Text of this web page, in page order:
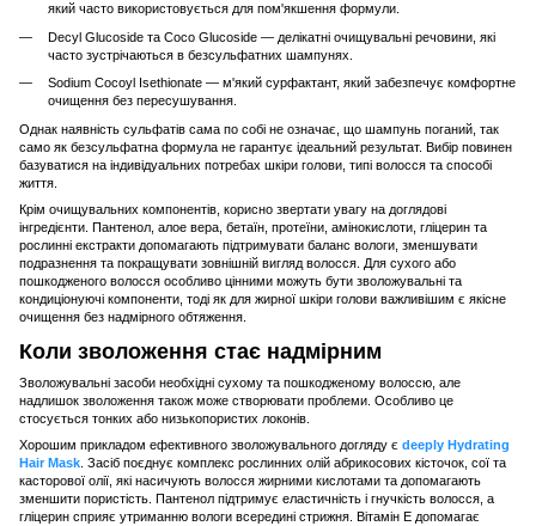
який часто використовується для пом'якшення формули.
Decyl Glucoside та Coco Glucoside — делікатні очищувальні речовини, які
часто зустрічаються в безсульфатних шампунях.
Sodium Cocoyl Isethionate — м'який сурфактант, який забезпечує комфортне
очищення без пересушування.
Однак наявність сульфатів сама по собі не означає, що шампунь поганий, так
само як безсульфатна формула не гарантує ідеальний результат. Вибір повинен
базуватися на індивідуальних потребах шкіри голови, типі волосся та способі
життя.
Крім очищувальних компонентів, корисно звертати увагу на доглядові
інгредієнти. Пантенол, алое вера, бетаїн, протеїни, амінокислоти, гліцерин та
рослинні екстракти допомагають підтримувати баланс вологи, зменшувати
подразнення та покращувати зовнішній вигляд волосся. Для сухого або
пошкодженого волосся особливо цінними можуть бути зволожувальні та
кондиціонуючі компоненти, тоді як для жирної шкіри голови важливішим є якісне
очищення без надмірного обтяження.
Коли зволоження стає надмірним
Зволожувальні засоби необхідні сухому та пошкодженому волоссю, але
надлишок зволоження також може створювати проблеми. Особливо це
стосується тонких або низькопористих локонів.
Хорошим прикладом ефективного зволожувального догляду є deeply Hydrating
Hair Mask . Засіб поєднує комплекс рослинних олій абрикосових кісточок, сої та
касторової олії, які насичують волосся жирними кислотами та допомагають
зменшити пористість. Пантенол підтримує еластичність і гнучкість волосся, а
гліцерин сприяє утриманню вологи всередині стрижня. Вітамін Е допомагає